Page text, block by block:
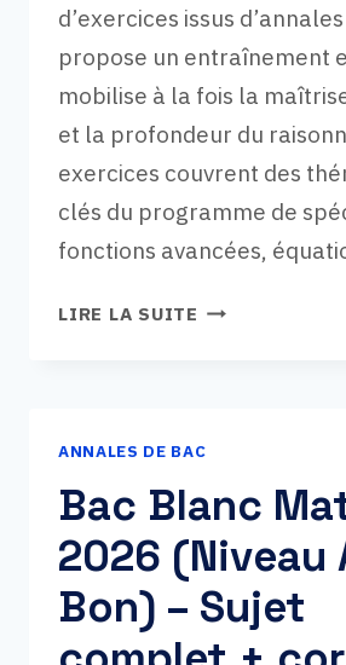
d’exercices issus
propose un entraînement
mobilise à la fois la
et la profondeur du
exercices couvrent des
clés du programme de
fonctions avancées,
LIRE LA SUITE BAC
DIFFICILE)
SUJET
COMPLET
+
CORRIGÉ
DÉTAILLÉ
ANNALES DE BAC
Bac Blanc
2026 (Niveau
Bon) – Sujet